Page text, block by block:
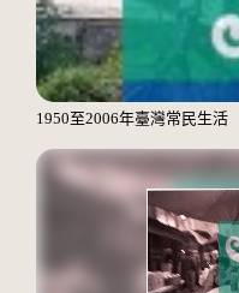
1950至2006年臺灣常民生活